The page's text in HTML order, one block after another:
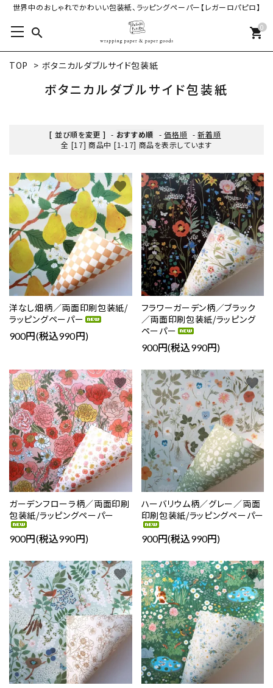
世界中のおしゃれでかわいい包装紙、ラッピングペーパー【レガーロパピロ】
search 0
shopping_cart
TOP > ボタニカルダブルサイド包装紙
ボタニカルダブルサイド包装紙
[ 並び順を変更 ] - おすすめ順 -価格順 -新着順
全 [17] 商品中 [1-17] 商品を表示しています
洋なし畑柄／両面印刷包装紙/
ラッピングペーパー
900円(税込990円)
favorite
フラワーガーデン柄／ブラック
／両面印刷包装紙/ラッピング
ペーパー
900円(税込990円)
favorite
ガーデンフローラ柄／両面印刷
包装紙/ラッピングペーパー
900円(税込990円)
favorite
ハーバリウム柄／グレー／両面
印刷包装紙/ラッピングペーパー
900円(税込990円)
favorite
favorite favorite